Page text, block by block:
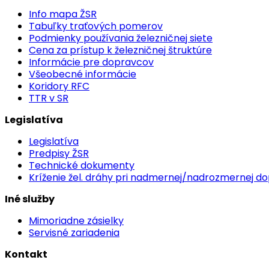
Info mapa ŽSR
Tabuľky traťových pomerov
Podmienky používania železničnej siete
Cena za prístup k železničnej štruktúre
Informácie pre dopravcov
Všeobecné informácie
Koridory RFC
TTR v SR
Legislatíva
Legislatíva
Predpisy ŽSR
Technické dokumenty
Kríženie žel. dráhy pri nadmernej/nadrozmernej
Iné služby
Mimoriadne zásielky
Servisné zariadenia
Kontakt